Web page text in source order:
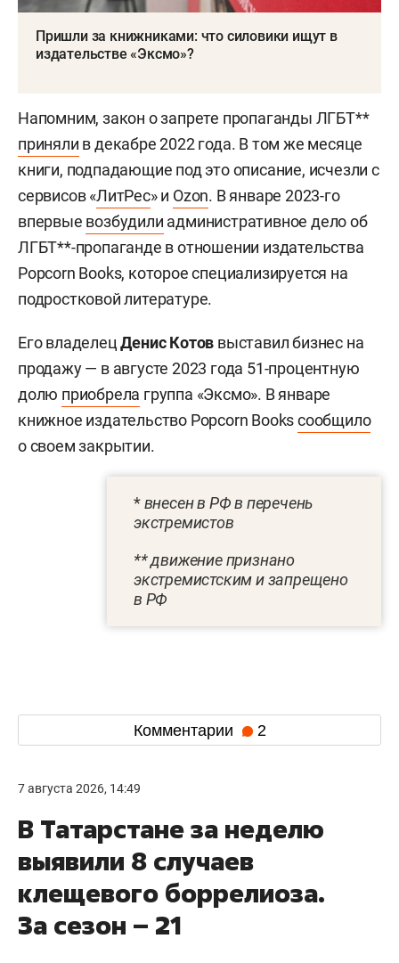
Пришли за книжниками: что силовики ищут в
издательстве «Эксмо»?
Напомним, закон о запрете пропаганды ЛГБТ**
приняли в декабре 2022 года. В том же месяце
книги, подпадающие под это описание, исчезли с
сервисов «ЛитРес» и Ozon. В январе 2023-го
впервые возбудили административное дело об
ЛГБТ**-пропаганде в отношении издательства
Popcorn Books, которое специализируется на
подростковой литературе.
Его владелецДенис Котов выставил бизнес на
продажу — в августе 2023 года 51-процентную
долю приобрела группа «Эксмо». В январе
книжное издательство Popcorn Booksсообщило
о своем закрытии.
*внесен в РФ в перечень
экстремистов
** движение признано
экстремистским и запрещено
в РФ
Комментарии 2
7 августа 2026, 14:49
В Татарстане за неделю
выявили 8 случаев
клещевого боррелиоза.
За сезон – 21